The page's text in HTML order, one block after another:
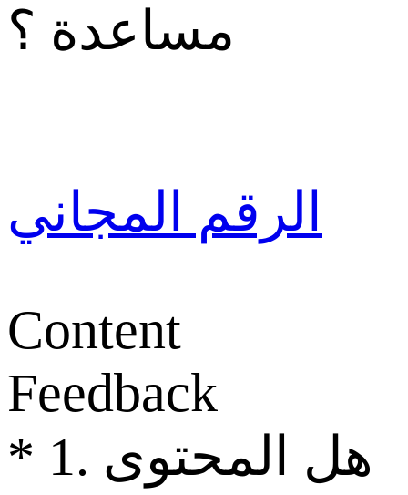
مساعدة ؟
الرقم المجاني
Content
Feedback
* 1. هل المحتوى